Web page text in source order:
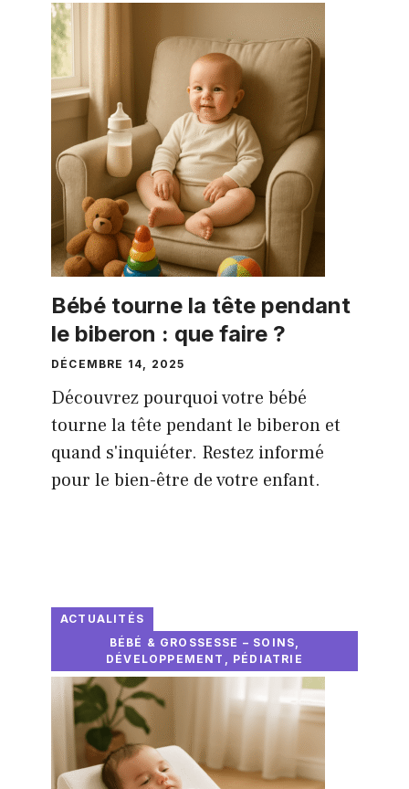
Bébé tourne la tête pendant
le biberon : que faire ?
DÉCEMBRE 14, 2025
Découvrez pourquoi votre bébé
tourne la tête pendant le biberon et
quand s'inquiéter. Restez informé
pour le bien-être de votre enfant.
ACTUALITÉS
BÉBÉ & GROSSESSE – SOINS,
DÉVELOPPEMENT, PÉDIATRIE